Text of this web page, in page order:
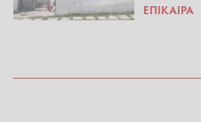
ΕΠΊΚΑΙΡΑ